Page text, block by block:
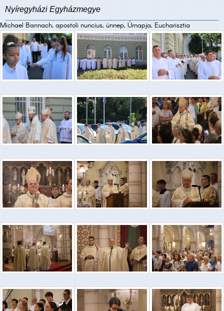
Nyíregyházi Egyházmegye
Michael Bannach, apostoli nuncius, ünnep, Úrnapja, Eucharisztia